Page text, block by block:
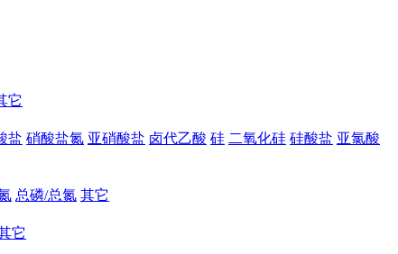
它
盐 硝酸盐氮 亚硝酸盐 卤代乙酸 硅 二氧化硅 硅酸盐 亚氯酸
总磷/总氮 其它
它